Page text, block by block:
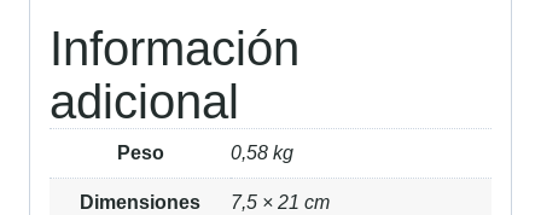
Información
adicional
Peso 0,58 kg
Dimensiones 7,5 × 21 cm